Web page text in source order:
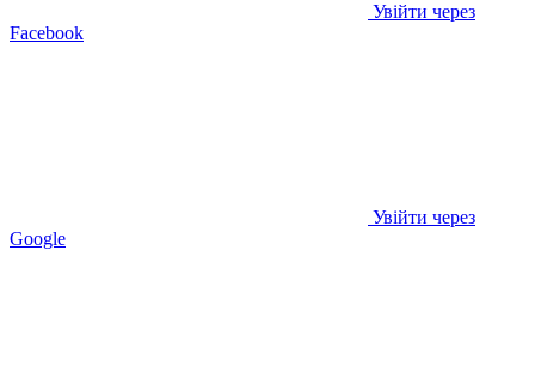
Увійти через
Facebook
Увійти через
Google